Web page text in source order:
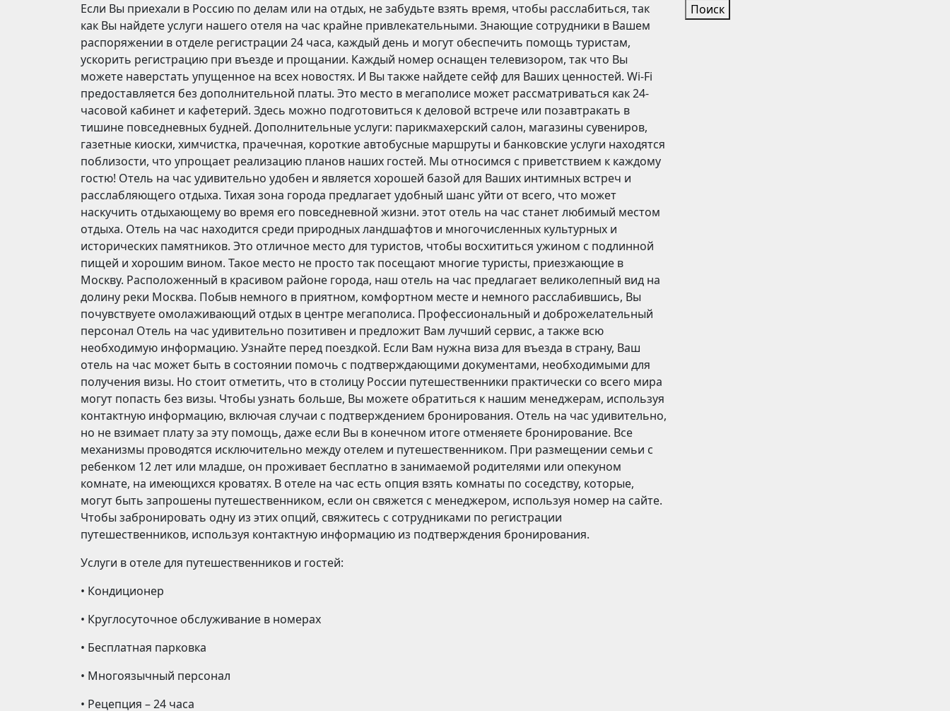
Если Вы приехали в Россию по делам или на отдых, не забудьте взять время, чтобы расслабиться, так
как Вы найдете услуги нашего отеля на час крайне привлекательными. Знающие сотрудники в Вашем
распоряжении в отделе регистрации 24 часа, каждый день и могут обеспечить помощь туристам,
ускорить регистрацию при въезде и прощании. Каждый номер оснащен телевизором, так что Вы
можете наверстать упущенное на всех новостях. И Вы также найдете сейф для Ваших ценностей. Wi-Fi
предоставляется без дополнительной платы. Это место в мегаполисе может рассматриваться как 24-
часовой кабинет и кафетерий. Здесь можно подготовиться к деловой встрече или позавтракать в
тишине повседневных будней. Дополнительные услуги: парикмахерский салон, магазины сувениров,
газетные киоски, химчистка, прачечная, короткие автобусные маршруты и банковские услуги находятся
поблизости, что упрощает реализацию планов наших гостей. Мы относимся с приветствием к каждому
гостю! Отель на час удивительно удобен и является хорошей базой для Ваших интимных встреч и
расслабляющего отдыха. Тихая зона города предлагает удобный шанс уйти от всего, что может
наскучить отдыхающему во время его повседневной жизни. этот отель на час станет любимый местом
отдыха. Отель на час находится среди природных ландшафтов и многочисленных культурных и
исторических памятников. Это отличное место для туристов, чтобы восхититься ужином с подлинной
пищей и хорошим вином. Такое место не просто так посещают многие туристы, приезжающие в
Москву. Расположенный в красивом районе города, наш отель на час предлагает великолепный вид на
долину реки Москва. Побыв немного в приятном, комфортном месте и немного расслабившись, Вы
почувствуете омолаживающий отдых в центре мегаполиса. Профессиональный и доброжелательный
персонал Отель на час удивительно позитивен и предложит Вам лучший сервис, а также всю
необходимую информацию. Узнайте перед поездкой. Если Вам нужна виза для въезда в страну, Ваш
отель на час может быть в состоянии помочь с подтверждающими документами, необходимыми для
получения визы. Но стоит отметить, что в столицу России путешественники практически со всего мира
могут попасть без визы. Чтобы узнать больше, Вы можете обратиться к нашим менеджерам, используя
контактную информацию, включая случаи с подтверждением бронирования. Отель на час удивительно,
но не взимает плату за эту помощь, даже если Вы в конечном итоге отменяете бронирование. Все
механизмы проводятся исключительно между отелем и путешественником. При размещении семьи с
ребенком 12 лет или младше, он проживает бесплатно в занимаемой родителями или опекуном
комнате, на имеющихся кроватях. В отеле на час есть опция взять комнаты по соседству, которые,
могут быть запрошены путешественником, если он свяжется с менеджером, используя номер на сайте.
Чтобы забронировать одну из этих опций, свяжитесь с сотрудниками по регистрации
путешественников, используя контактную информацию из подтверждения бронирования.
Услуги в отеле для путешественников и гостей:
• Кондиционер
• Круглосуточное обслуживание в номерах
• Бесплатная парковка
• Многоязычный персонал
• Рецепция – 24 часа
Поиск